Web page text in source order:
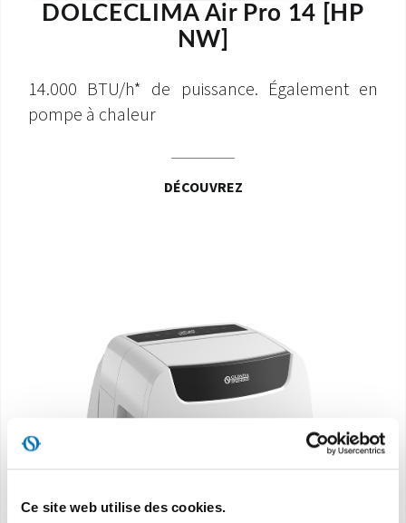
Ce site web utilise des cookies.
DOLCECLIMA Air Pro 14 [HP
NW]
14.000 BTU/h* de puissance. Également en
pompe à chaleur
DÉCOUVREZ